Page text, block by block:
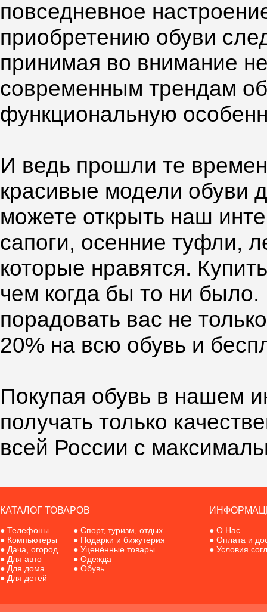
повседневное
приобретению обуви
принимая во внимание
современным трендам
функциональную
И ведь прошли те
красивые модели обуви
можете открыть наш
сапоги, осенние туфли,
которые нравятся.
чем когда бы то ни было.
порадовать вас не
20% на всю обувь и
Покупая обувь в нашем
получать только
всей России с
КАТАЛОГ ТОВАРОВ
● Телефоны
● Компьютеры
● Дача, огород
● Для авто
● Для дома
● Для детей
● Спорт, туризм, отдых
● Подарки и бижутерия
● Уценённые товары
● Одежда
● Обувь
● О Нас
● Оплата и
● Условия